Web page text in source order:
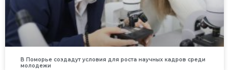
В Поморье создадут условия для роста научных кадров среди
молодежи